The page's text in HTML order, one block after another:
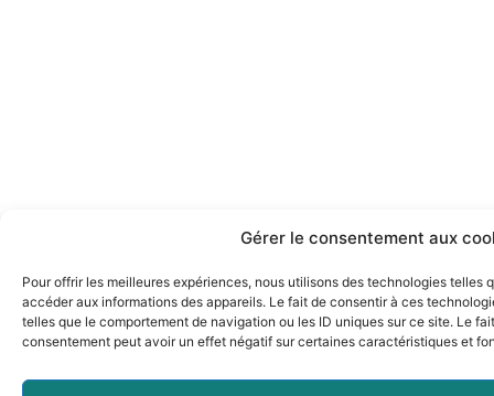
Gérer le consentement aux
Pour offrir les meilleures expériences, nous utilisons des technologies telles
accéder aux informations des appareils. Le fait de consentir à ces
telles que le comportement de navigation ou les ID uniques sur ce site. Le
consentement peut avoir un effet négatif sur certaines caractéristiques et